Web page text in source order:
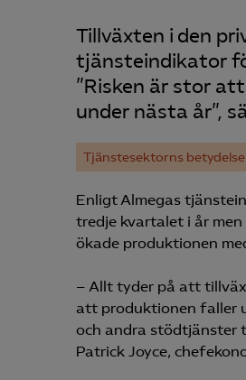
Tillväxten i den
tjänsteindikator
”Risken är stor
under nästa år”,
Tjänstesektorns betydelse
Enligt Almegas
tredje kvartalet i år
ökade produktionen
– Allt tyder på att
att produktionen faller
och andra stödtjänster
Patrick Joyce,